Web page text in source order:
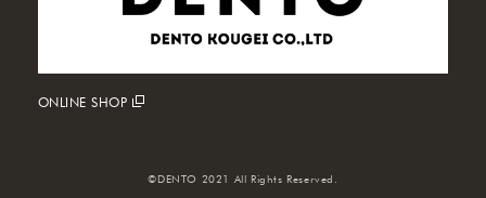
ONLINE SHOP
©DENTO 2021 All Rights Reserved.